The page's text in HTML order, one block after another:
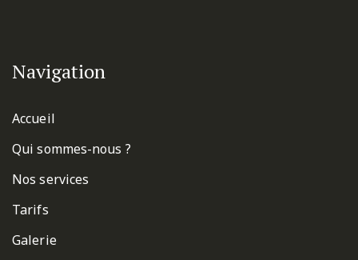
Navigation
Accueil
Qui sommes-nous ?
Nos services
Tarifs
Galerie